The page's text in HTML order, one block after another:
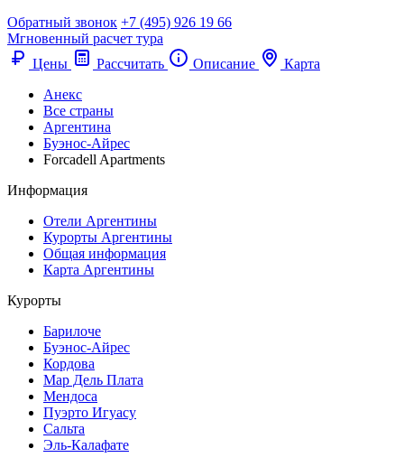
Обратный звонок +7 (495) 926 19 66
Мгновенный расчет тура
Цены
Рассчитать Описание
Карта
Анекс
Все страны
Аргентина
Буэнос-Айрес
Forcadell Apartments
Информация
Отели Аргентины
Курорты Аргентины
Общая информация
Карта Аргентины
Курорты
Барилоче
Буэнос-Айрес
Кордова
Мар Дель Плата
Мендоса
Пуэрто Игуасу
Сальта
Эль-Калафате